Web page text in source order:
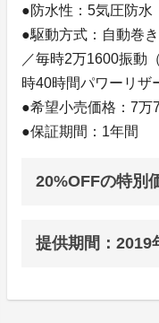
●防水性：5気圧防水
●駆動方式：自動巻
／毎時2万1600振動
時40時間パワーリザ
●希望小売価格：7万
●保証期間：1年間
20%OFFの特別
提供期間：2019